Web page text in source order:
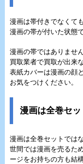
漫画は帯付きでなくて
漫画の帯が付いた状態
漫画の帯ではありませ
買取業者で買取が出来
表紙カバーは漫画の顔
お気をつけください。
漫画は全巻セ
漫画は全巻セットでは
世間では漫画を売るた
ージをお持ちの方も結